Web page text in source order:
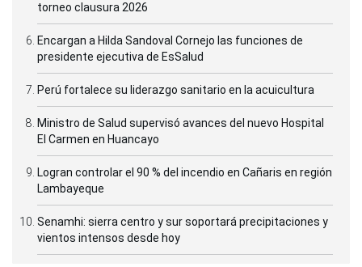
torneo clausura 2026
Encargan a Hilda Sandoval Cornejo las funciones de
presidente ejecutiva de EsSalud
Perú fortalece su liderazgo sanitario en la acuicultura
Ministro de Salud supervisó avances del nuevo Hospital
El Carmen en Huancayo
Logran controlar el 90 % del incendio en Cañaris en región
Lambayeque
Senamhi: sierra centro y sur soportará precipitaciones y
vientos intensos desde hoy